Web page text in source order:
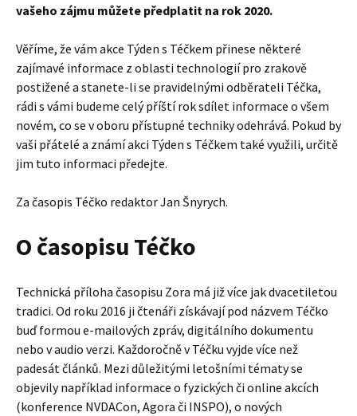
vašeho zájmu můžete předplatit na rok 2020.
Věříme, že vám akce Týden s Téčkem přinese některé
zajímavé informace z oblasti technologií pro zrakově
postižené a stanete-li se pravidelnými odběrateli Téčka,
rádi s vámi budeme celý příští rok sdílet informace o všem
novém, co se v oboru přístupné techniky odehrává. Pokud by
vaši přátelé a známí akci Týden s Téčkem také využili, určitě
jim tuto informaci předejte.
Za časopis Téčko redaktor Jan Šnyrych.
O časopisu Téčko
Technická příloha časopisu Zora má již více jak dvacetiletou
tradici. Od roku 2016 ji čtenáři získávají pod názvem Téčko
buď formou e-mailových zpráv, digitálního dokumentu
nebo v audio verzi. Každoročně v Téčku vyjde více než
padesát článků. Mezi důležitými letošními tématy se
objevily například informace o fyzických či online akcích
(konference NVDACon, Agora či INSPO), o nových